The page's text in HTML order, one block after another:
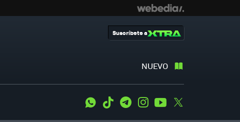
NUEVO
Suscríbete a
WhatsApp
Tiktok TelegramInstagramYoutube